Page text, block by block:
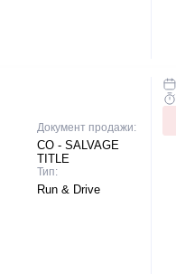
Документ продажи:
CO - SALVAGE
TITLE
Тип:
Run & Drive